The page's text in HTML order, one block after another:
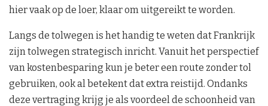
hier vaak op de loer, klaar om uitgereikt te worden.
Langs de tolwegen is het handig te weten dat Frankrijk
zijn tolwegen strategisch inricht. Vanuit het perspectief
van kostenbesparing kun je beter een route zonder tol
gebruiken, ook al betekent dat extra reistijd. Ondanks
deze vertraging krijg je als voordeel de schoonheid van